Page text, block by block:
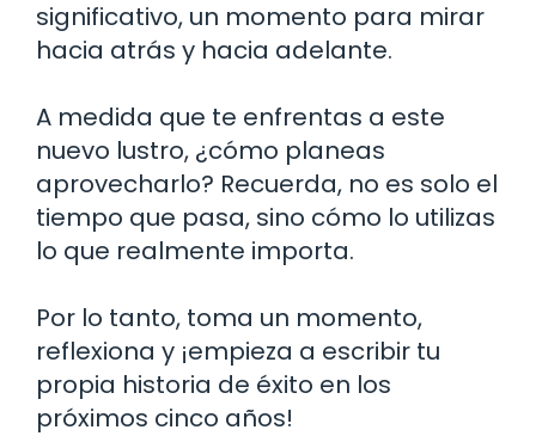
significativo, un momento para mirar
hacia atrás y hacia adelante.
A medida que te enfrentas a este
nuevo lustro, ¿cómo planeas
aprovecharlo? Recuerda, no es solo el
tiempo que pasa, sino cómo lo utilizas
lo que realmente importa.
Por lo tanto, toma un momento,
reflexiona y ¡empieza a escribir tu
propia historia de éxito en los
próximos cinco años!